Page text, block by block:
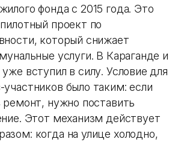
фонда с 2015 года. Это
проект по
который снижает
услуги. В Караганде и
вступил в силу. Условие для
было таким: если
ремонт, нужно поставить
Этот механизм действует
когда на улице холодно,